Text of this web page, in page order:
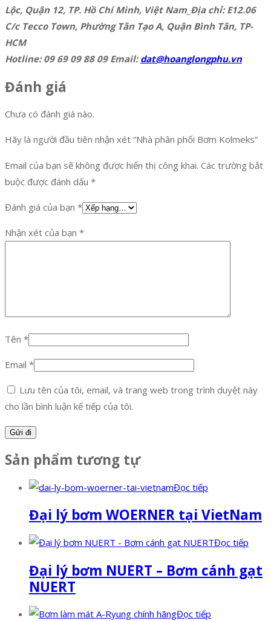
Lộc, Quận 12, TP. Hồ Chí Minh, Việt Nam_Địa chỉ: E12.06
C/c Tecco Town, Phường Tân Tạo A, Quận Bình Tân, TP-
HCM
Hotline: 09 69 09 88 09 Email:dat@hoanglongphu.vn
Đánh giá
Chưa có đánh giá nào.
Hãy là người đầu tiên nhận xét “Nhà phân phối Bơm Kolmeks”
Email của bạn sẽ không được hiển thị công khai. Các trường bắt
buộc được đánh dấu *
Đánh giá của bạn *
Nhận xét của bạn *
Tên *
Email *
Lưu tên của tôi, email, và trang web trong trình duyệt này
cho lần bình luận kế tiếp của tôi.
Sản phẩm tương tự
Đọc tiếp
Đại lý bơm WOERNER tại VietNam
Đọc tiếp
Đại lý bơm NUERT – Bơm cánh gạt
NUERT
Đọc tiếp